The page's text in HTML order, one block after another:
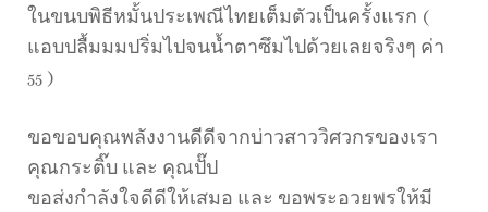
ในขนบพิธีหมั้นประเพณีไทยเต็มตัวเป็นครั้งแรก (
แอบปลื้มมมปริ่มไปจนน้ำตาซึมไปด้วยเลยจริงๆ ค่า
55 )
ขอขอบคุณพลังงานดีดีจากบ่าวสาววิศวกรของเรา
คุณกระติ๊บ และ คุณปั๊ป
ขอส่งกำลังใจดีดีให้เสมอ และ ขอพระอวยพรให้มี